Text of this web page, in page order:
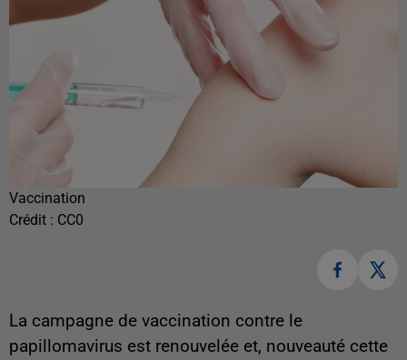
Vaccination
Crédit : CC0
La campagne de vaccination contre le
papillomavirus est renouvelée et, nouveauté cette